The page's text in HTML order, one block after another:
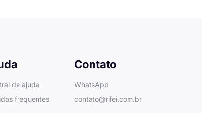
de ajuda
frequentes
Contato
WhatsApp
contato@rifei.com.br